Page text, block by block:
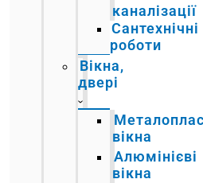
каналізації
Сантехнічні
роботи
Вікна,
двері
вікна
Алюмінієві
вікна